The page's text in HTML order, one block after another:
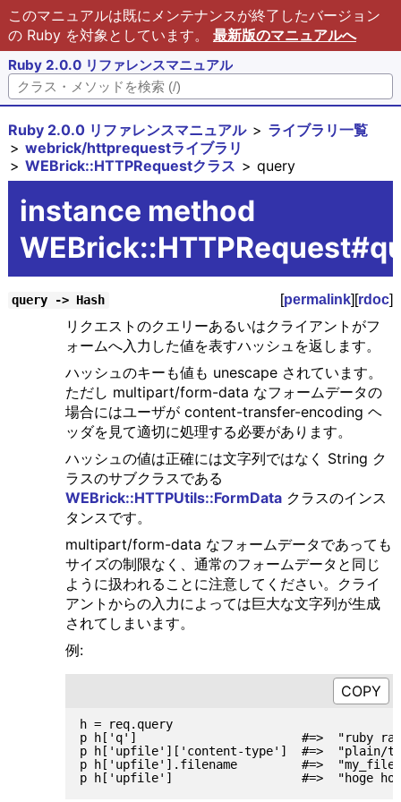
このマニュアルは既にメンテナンスが終了したバージョン
の Ruby を対象としています。 最新版のマニュアルへ
Ruby 2.0.0 リファレンスマニュアル
Ruby 2.0.0 リファレンスマニュアル
ライブラリ一覧
webrick/httprequestライブラリ
WEBrick::HTTPRequestクラス
query
instance method
query -> Hash [permalink][rdoc]
リクエストのクエリーあるいはクライアントがフ
ォームへ入力した値を表すハッシュを返します。
ハッシュのキーも値も unescape されています。
ただし multipart/form-data なフォームデータの
場合にはユーザが content-transfer-encoding ヘ
ッダを見て適切に処理する必要があります。
ハッシュの値は正確には文字列ではなく String ク
ラスのサブクラスである
WEBrick::HTTPUtils::FormDataクラスのインス
タンスです。
multipart/form-data なフォームデータであっても
サイズの制限なく、通常のフォームデータと同じ
ように扱われることに注意してください。クライ
アントからの入力によっては巨大な文字列が生成
されてしまいます。
例:
h = req.query
p h['q']                       #=>  "ruby
p h['upfile']['content-type']  #=>  "plain/
p h['upfile'].filename         #=>